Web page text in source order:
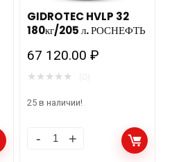
GIDROTEC HVLP 32
180кг/205 л. РОСНЕФТЬ
67 120.00₽
★ ★ ★ ★ ★
25 в наличии!